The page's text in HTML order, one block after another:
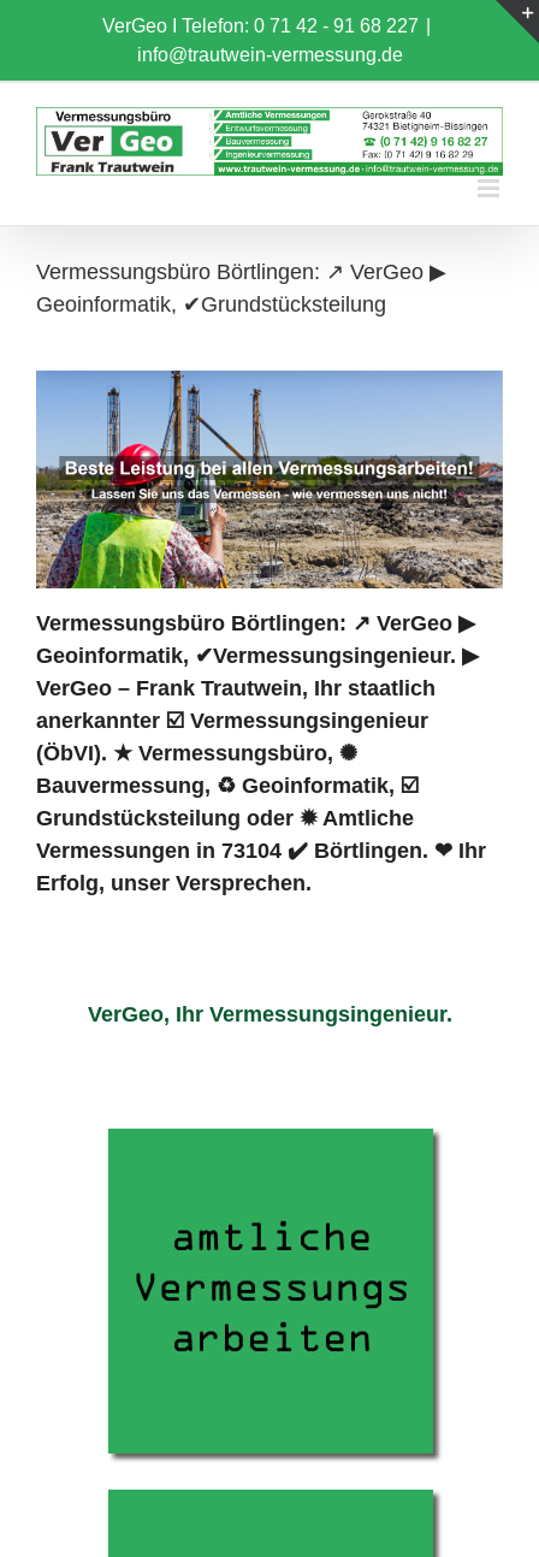
content
VerGeo I Telefon: 0 71 42 - 91 68 227
info@trautwein-vermessung.de
Vermessungsbüro Börtlingen: ↗️ VerGeo ▶︎
Geoinformatik, ✔Grundstücksteilung
Vermessungsbüro Börtlingen: ↗️ VerGeo ▶︎
Geoinformatik, ✔Vermessungsingenieur. ▶︎
VerGeo – Frank Trautwein, Ihr staatlich
anerkannter ☑️ Vermessungsingenieur
(ÖbVI). ★ Vermessungsbüro, ✺
Bauvermessung, ♻ Geoinformatik, ☑️
Grundstücksteilung oder ✹ Amtliche
Vermessungen in 73104 ✔️ Börtlingen. ❤ Ihr
Erfolg, unser Versprechen.
VerGeo, Ihr Vermessungsingenieur.